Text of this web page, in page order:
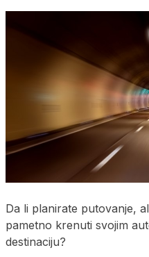
Da li planirate putovanje,
pametno krenuti svojim
destinaciju?